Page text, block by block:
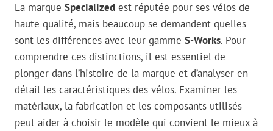
La marque Specialized est réputée pour ses vélos de
haute qualité, mais beaucoup se demandent quelles
sont les différences avec leur gamme S-Works. Pour
comprendre ces distinctions, il est essentiel de
plonger dans l’histoire de la marque et d’analyser en
détail les caractéristiques des vélos. Examiner les
matériaux, la fabrication et les composants utilisés
peut aider à choisir le modèle qui convient le mieux à